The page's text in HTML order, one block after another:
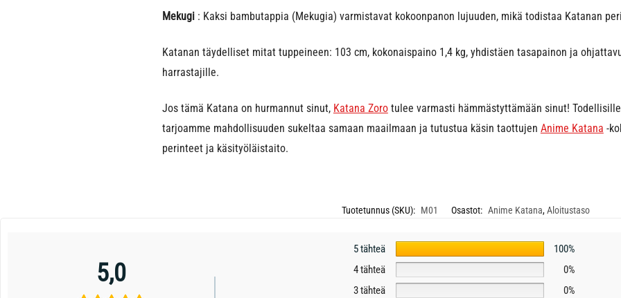
Mekugi : Kaksi bambutappia (Mekugia) varmistavat kokoonpanon lujuuden, mikä todistaa Katanan
Katanan täydelliset mitat tuppeineen: 103 cm, kokonaispaino 1,4 kg, yhdistäen tasapainon ja
harrastajille.
Jos tämä Katana on hurmannut sinut, Katana Zorotulee varmasti hämmästyttämään sinut!
tarjoamme mahdollisuuden sukeltaa samaan maailmaan ja tutustua käsin taottujen Anime Katana -
perinteet ja käsityöläistaito.
Tuotetunnus (SKU): M01 Osastot: Anime Katana,Aloitustaso
5,0
5 tähteä
100%
4 tähteä
0%
3 tähteä
0%